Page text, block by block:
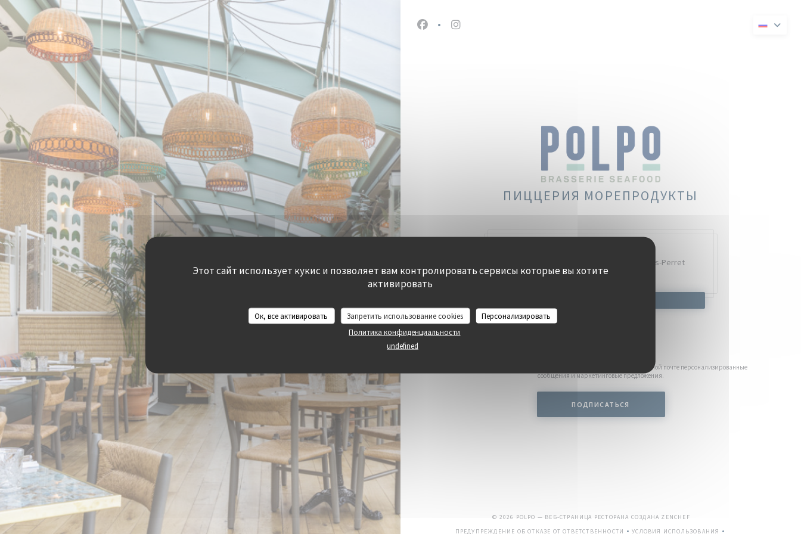
Панель управления cookies
Этот сайт использует кукис и позволяет вам контролировать сервисы которые вы хотите
активировать
Ок, все активировать Запретить использование cookies
Персонализировать
Политика конфиденциальности
undefined
Facebook ((открывается в новом окне))
Instagram ((открывается в новом окне))
ПИЦЦЕРИЯ МОРЕПРОДУКТЫ
92300 Levallois-Perret
Подпишитесь на нашу рассылку, чтобы получать от нас по электронной почте персонализированные
сообщения и маркетинговые предложения.
ПОДПИСАТЬСЯ
© 2026 POLPO — ВЕБ-СТРАНИЦА РЕСТОРАНА СОЗДАНА ZENCHEF((ОТКРЫВАЕТСЯ В НОВОМ ОКНЕ))
ПРЕДУПРЕЖДЕНИЕ ОБ ОТКАЗЕ ОТ ОТВЕТСТВЕННОСТИ
УСЛОВИЯ ИСПОЛЬЗОВАНИЯ